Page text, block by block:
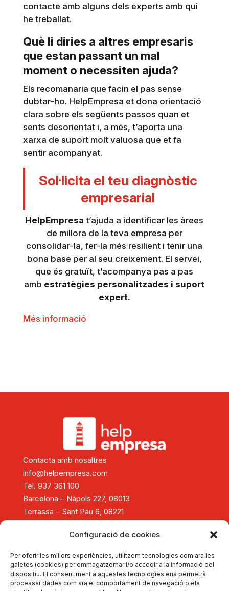
Configuració de cookies
Per oferir les millors experiències, utilitzem tecnologies com ara les
galetes (cookies) per emmagatzemar i/o accedir a la informació del
dispositiu. El consentiment a aquestes tecnologies ens permetrà
processar dades com ara el comportament de navegació o els
contacte amb alguns dels experts amb qui
he treballat.
Què li diries a altres empresaris
que estan passant un mal
moment o necessiten ajuda?
Els recomanaria que facin el pas sense
dubtar-ho. HelpEmpresa et dona orientació
clara sobre els següents passos quan et
sents desorientat i, a més, t’aporta una
xarxa de suport molt valuosa que et fa
sentir acompanyat.
Sol·licita el teu diagnòstic
empresarial
HelpEmpresa t’ajuda a identificar les àrees
de millora de la teva empresa per
consolidar-la, fer-la més resilient i tenir una
bona base per al seu creixement. El servei,
que és gratuït, t’acompanya pas a pas
amb estratègies personalitzades i suport
expert.
Més informació
Contacta amb nosaltres
info@helpempresa.com
Tel. 937 361 100
Barcelona – Nàpols 227, 08013
Terrassa – Sant Pau 6, 08221
Consolidació i creixement empresarial
Tancament d'empreses
Formació
Actualitat